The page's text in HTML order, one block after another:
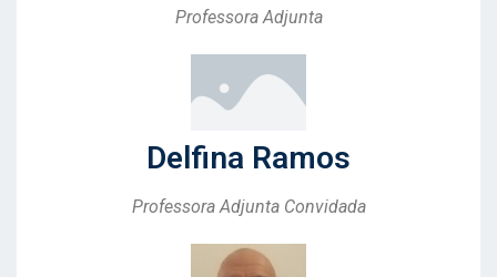
Professora Adjunta
Delfina Ramos
Professora Adjunta Convidada